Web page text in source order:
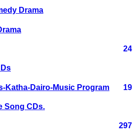
Drama
24
Katha-Dairo-Music Program 19
Song CDs.
297